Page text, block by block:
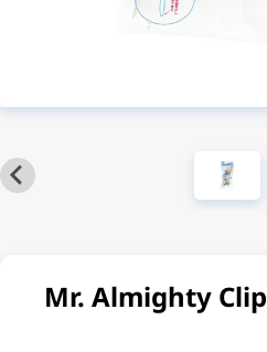
Mr. Almighty Clip